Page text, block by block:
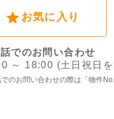
お気に入り
でのお問い合わせ
～ 18:00 (土日祝日
でのお問い合わせの際は「物件